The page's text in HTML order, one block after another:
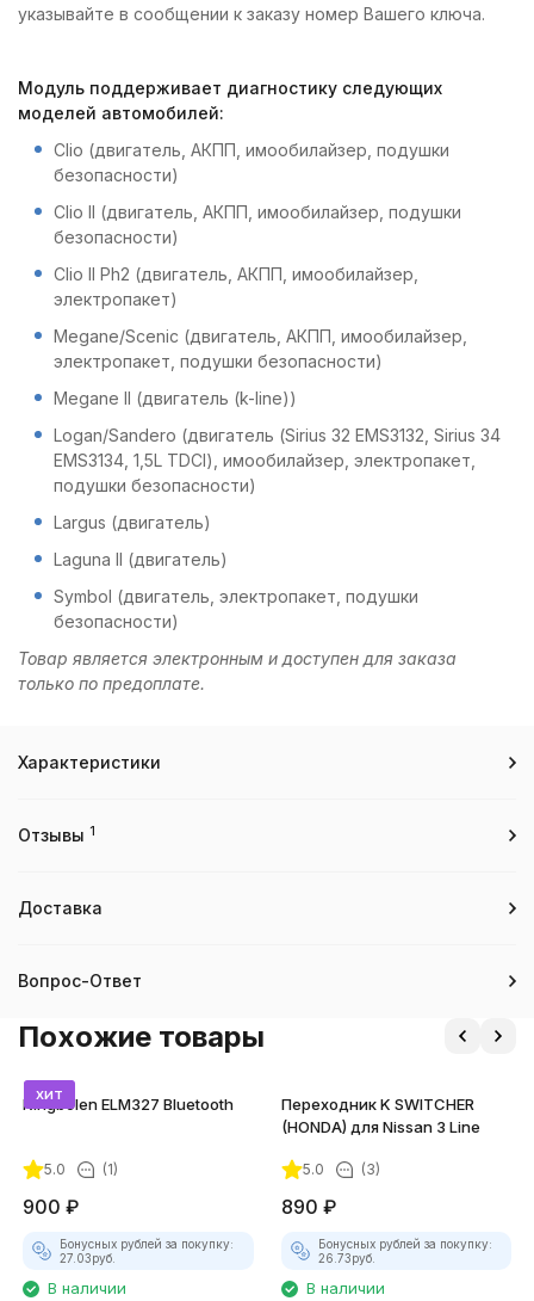
указывайте в сообщении к заказу номер Вашего ключа.
Модуль поддерживает диагностику следующих
моделей автомобилей:
Clio (двигатель, АКПП, имообилайзер, подушки
безопасности)
Clio II (двигатель, АКПП, имообилайзер, подушки
безопасности)
Clio II Ph2 (двигатель, АКПП, имообилайзер,
электропакет)
Megane/Scenic (двигатель, АКПП, имообилайзер,
электропакет, подушки безопасности)
Megane II (двигатель (k-line))
Logan/Sandero (двигатель (Sirius 32 EMS3132, Sirius 34
EMS3134, 1,5L TDCI), имообилайзер, электропакет,
подушки безопасности)
Largus (двигатель)
Laguna II (двигатель)
Symbol (двигатель, электропакет, подушки
безопасности)
Товар является электронным и доступен для заказа
только по предоплате.
Характеристики
Отзывы 1
Доставка
Вопрос-Ответ
Похожие товары
хит
Kingbolen ELM327 Bluetooth
5.0 (1)
900 ₽
Бонусных рублей за покупку:
27.03руб.
В наличии
Переходник K SWITCHER
(HONDA) для Nissan 3 Line
5.0 (3)
890 ₽
Бонусных рублей за покупку:
26.73руб.
В наличии